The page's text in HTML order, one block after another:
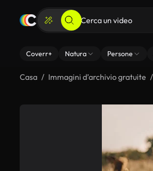
Coverr+ Natura Persone
Casa Immagini d’archivio gratuite